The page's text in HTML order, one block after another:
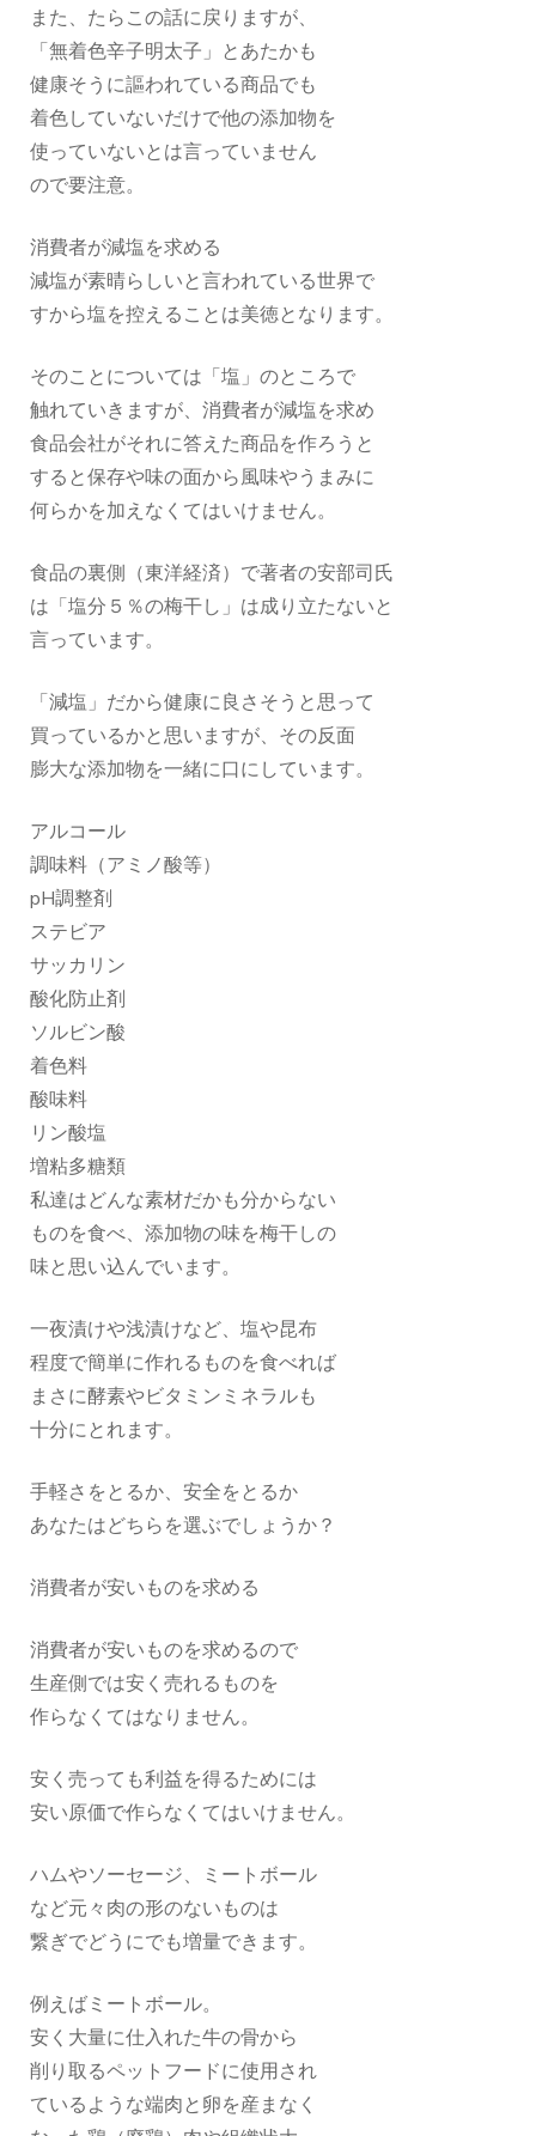
また、たらこの話に戻りますが、
「無着色辛子明太子」とあたかも
健康そうに謳われている商品でも
着色していないだけで他の添加物を
使っていないとは言っていません
ので要注意。
消費者が減塩を求める
減塩が素晴らしいと言われている世界で
すから塩を控えることは美徳となります。
そのことについては「塩」のところで
触れていきますが、消費者が減塩を求め
食品会社がそれに答えた商品を作ろうと
すると保存や味の面から風味やうまみに
何らかを加えなくてはいけません。
食品の裏側（東洋経済）で著者の安部司氏
は「塩分５％の梅干し」は成り立たないと
言っています。
「減塩」だから健康に良さそうと思って
買っているかと思いますが、その反面
膨大な添加物を一緒に口にしています。
アルコール
調味料（アミノ酸等）
pH調整剤
ステビア
サッカリン
酸化防止剤
ソルビン酸
着色料
酸味料
リン酸塩
増粘多糖類
私達はどんな素材だかも分からない
ものを食べ、添加物の味を梅干しの
味と思い込んでいます。
一夜漬けや浅漬けなど、塩や昆布
程度で簡単に作れるものを食べれば
まさに酵素やビタミンミネラルも
十分にとれます。
手軽さをとるか、安全をとるか
あなたはどちらを選ぶでしょうか？
消費者が安いものを求める
消費者が安いものを求めるので
生産側では安く売れるものを
作らなくてはなりません。
安く売っても利益を得るためには
安い原価で作らなくてはいけません。
ハムやソーセージ、ミートボール
など元々肉の形のないものは
繋ぎでどうにでも増量できます。
例えばミートボール。
安く大量に仕入れた牛の骨から
削り取るペットフードに使用され
ているような端肉と卵を産まなく